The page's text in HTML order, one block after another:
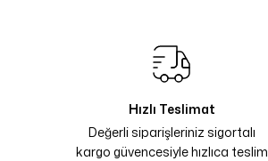
Hızlı Teslimat
Değerli siparişleriniz sigortalı
kargo güvencesiyle hızlıca teslim